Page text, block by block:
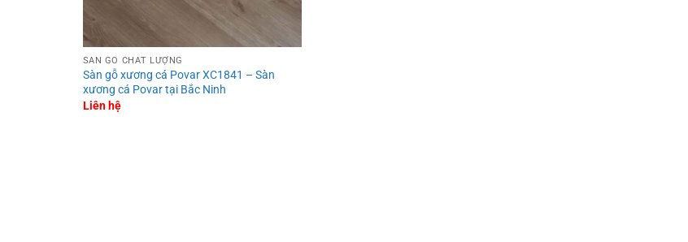
SÀN GỖ CHẤT LƯỢNG
Sàn gỗ xương cá Povar XC1841 – Sàn
xương cá Povar tại Bắc Ninh
Liên hệ